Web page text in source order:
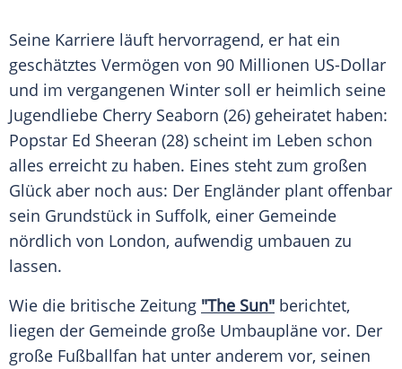
Seine Karriere läuft hervorragend, er hat ein
geschätztes Vermögen von 90 Millionen US-Dollar
und im vergangenen Winter soll er heimlich seine
Jugendliebe Cherry Seaborn (26) geheiratet haben:
Popstar Ed Sheeran (28) scheint im Leben schon
alles erreicht zu haben. Eines steht zum großen
Glück aber noch aus: Der Engländer plant offenbar
sein Grundstück in Suffolk, einer Gemeinde
nördlich von London, aufwendig umbauen zu
lassen.
Wie die britische Zeitung "The Sun" berichtet,
liegen der Gemeinde große Umbaupläne vor. Der
große Fußballfan hat unter anderem vor, seinen